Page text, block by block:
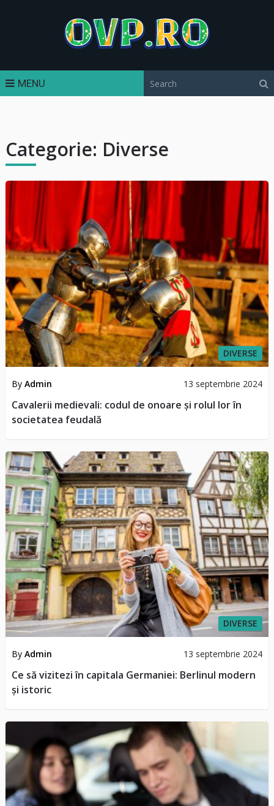
MENU
Categorie: Diverse
DIVERSE
By Admin 13 septembrie 2024
Cavalerii medievali: codul de onoare și rolul lor în
societatea feudală
DIVERSE
By Admin 13 septembrie 2024
Ce să vizitezi în capitala Germaniei: Berlinul modern
și istoric